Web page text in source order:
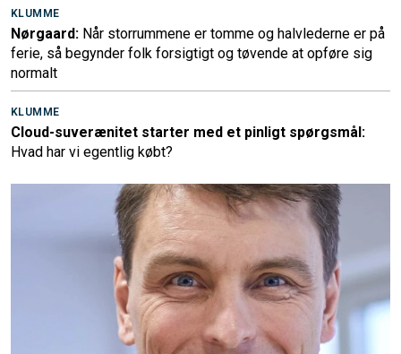
KLUMME
Nørgaard: Når storrummene er tomme og halvlederne er på
ferie, så begynder folk forsigtigt og tøvende at opføre sig
normalt
KLUMME
Cloud-suverænitet starter med et pinligt spørgsmål:
Hvad har vi egentlig købt?